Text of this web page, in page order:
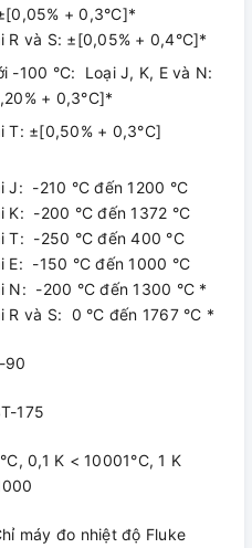
+ 0,3°C]*
R và S: ±[0,05% + 0,4°C]*
-100 °C: Loại J, K, E và N:
+ 0,3°C]*
T: ±[0,50% + 0,3°C]
J: -210 °C đến 1200 °C
K: -200 °C đến 1372 °C
T: -250 °C đến 400 °C
E: -150 °C đến 1000 °C
N: -200 °C đến 1300 °C *
R và S: 0 °C đến 1767 °C *
90
175
0,1 K < 10001°C, 1 K
máy đo nhiệt độ Fluke